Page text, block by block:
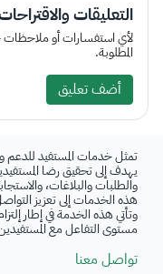
التعليقات
لأي استفسارات أو ملاحظات
المطلوبة.
أضف تعليق
تمثل خدمات المستفيد للدعم
يهدف إلى تحقيق رضا
والطلبات والبلاغات،
هذه الخدمات إلى تعزيز
وتأتي هذه الخدمة في إطار
مستوى التفاعل مع
تواصل معنا